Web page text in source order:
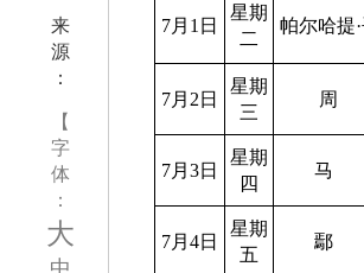
来
源
：
【
字
体
：
大
中
7月1日
星期
二
帕尔哈提·
7月2日
星期
三
周
7月3日
星期
四
马
7月4日
星期
五
鄢